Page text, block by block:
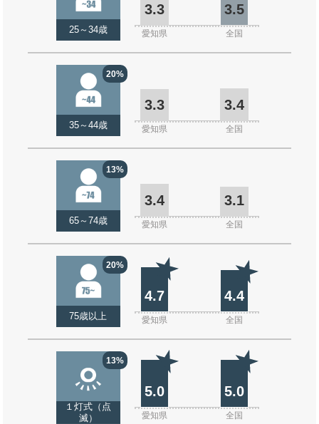
25～34歳
3.3 3.5
愛知県 全国
20%
35～44歳
3.3 3.4
愛知県 全国
13%
65～74歳
3.4 3.1
愛知県 全国
20%
75歳以上
4.7 4.4
愛知県 全国
13%
１灯式（点
滅）
5.0 5.0
愛知県 全国